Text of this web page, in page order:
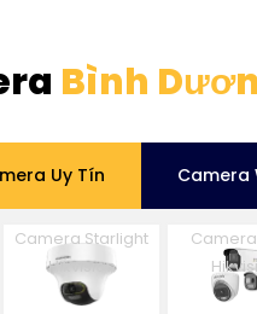
Bình
Uy Tín Camera
Camera Starlight
Hikvision